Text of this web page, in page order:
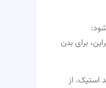
برای بدن
استیک. از